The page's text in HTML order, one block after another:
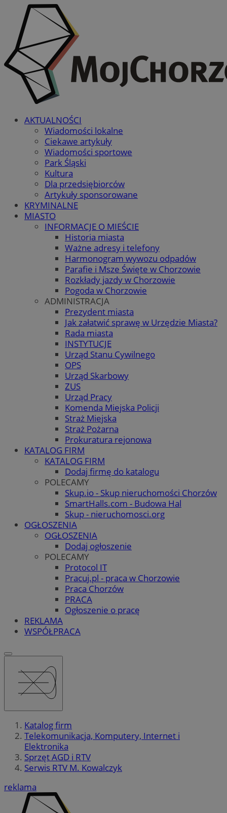
AKTUALNOŚCI
Wiadomości lokalne
Ciekawe artykuły
Wiadomości sportowe
Park Śląski
Kultura
Dla przedsiębiorców
Artykuły sponsorowane
KRYMINALNE
MIASTO
INFORMACJE O MIEŚCIE
Historia miasta
Ważne adresy i telefony
Harmonogram wywozu odpadów
Parafie i Msze Święte w Chorzowie
Rozkłady jazdy w Chorzowie
Pogoda w Chorzowie
ADMINISTRACJA
Prezydent miasta
Jak załatwić sprawę w Urzędzie Miasta?
Rada miasta
INSTYTUCJE
Urząd Stanu Cywilnego
OPS
Urząd Skarbowy
ZUS
Urząd Pracy
Komenda Miejska Policji
Straż Miejska
Straż Pożarna
Prokuratura rejonowa
KATALOG FIRM
KATALOG FIRM
Dodaj firmę do katalogu
POLECAMY
Skup.io - Skup nieruchomości Chorzów
SmartHalls.com - Budowa Hal
Skup - nieruchomosci.org
OGŁOSZENIA
OGŁOSZENIA
Dodaj ogłoszenie
POLECAMY
Protocol IT
Pracuj.pl - praca w Chorzowie
Praca Chorzów
PRACA
Ogłoszenie o pracę
REKLAMA
WSPÓŁPRACA
Katalog firm
Telekomunikacja, Komputery, Internet i
Elektronika
Sprzęt AGD i RTV
Serwis RTV M. Kowalczyk
reklama